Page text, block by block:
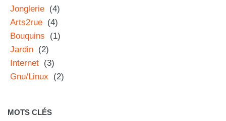
Jonglerie (4)
Arts2rue (4)
Bouquins
(1)
Jardin (2)
Internet (3)
Gnu/Linux
(2)
MOTS CLÉS